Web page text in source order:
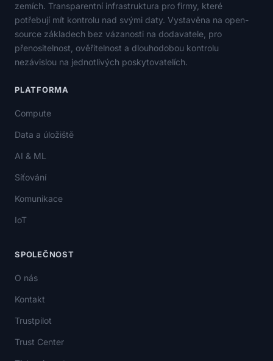
zemích. Transparentní infrastruktura pro firmy, které
potřebují mít kontrolu nad svými daty. Vystavěna na open-
source základech bez vázanosti na dodavatele, pro
přenositelnost, ověřitelnost a dlouhodobou kontrolu
nezávislou na jednotlivých poskytovatelích.
PLATFORMA
Compute
Data a úložiště
AI & ML
Síťování
Komunikace
IoT
SPOLEČNOST
O nás
Kontakt
Trustpilot
Trust Center